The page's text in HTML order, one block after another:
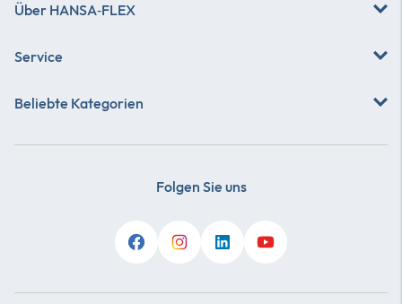
Über HANSA‑FLEX
Service
Beliebte Kategorien
Folgen Sie uns